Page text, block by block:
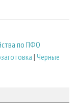
по ПФО
| Черные